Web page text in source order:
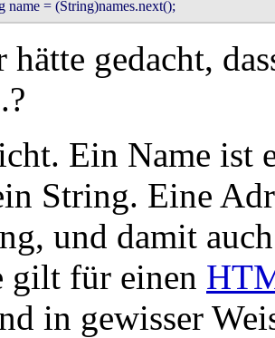
name = (String)names.next();
hätte gedacht,
Ein Name ist
String. Eine
und damit
gilt für einen
in gewisser